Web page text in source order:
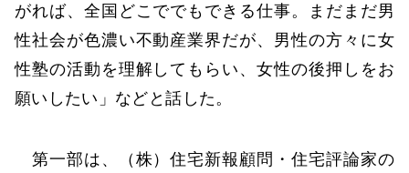
がれば、全国どこででもできる仕事。まだまだ男
性社会が色濃い不動産業界だが、男性の方々に女
性塾の活動を理解してもらい、女性の後押しをお
願いしたい」などと話した。
第一部は、（株）住宅新報顧問・住宅評論家の